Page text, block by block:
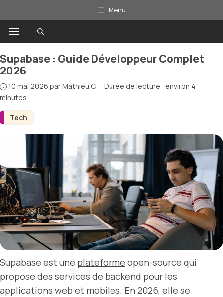
au
contenu
Menu
Menu
Tech
Supabase : Guide Développeur Complet
2026
10 mai 2026 parMathieu C. · Durée de lecture : environ 4
minutes
Supabase est une plateforme open-source qui
propose des services de backend pour les
applications web et mobiles. En 2026, elle se